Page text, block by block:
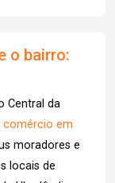
o bairro:
Central da
comércio em
moradores e
locais de